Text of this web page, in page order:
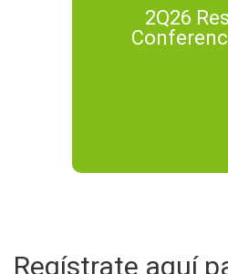
2Q26
Regístrate aquí